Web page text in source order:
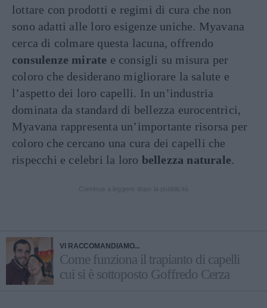
lottare con prodotti e regimi di cura che non
sono adatti alle loro esigenze uniche. Myavana
cerca di colmare questa lacuna, offrendo
consulenze mirate e consigli su misura per
coloro che desiderano migliorare la salute e
l’aspetto dei loro capelli. In un’industria
dominata da standard di bellezza eurocentrici,
Myavana rappresenta un’importante risorsa per
coloro che cercano una cura dei capelli che
rispecchi e celebri la loro bellezza naturale.
VI RACCOMANDIAMO...
Come funziona il trapianto di capelli
cui si è sottoposto Goffredo Cerza